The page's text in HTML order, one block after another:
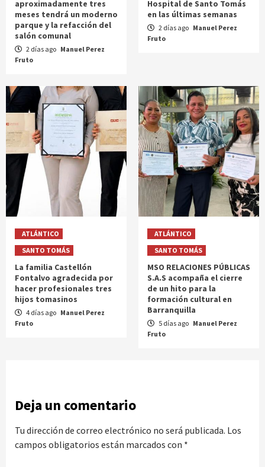
aproximadamente tres
meses tendrá un moderno
parque y la refacción del
salón comunal
2 días ago Manuel Perez
Fruto
Hospital de Santo Tomás
en las últimas semanas
2 días ago Manuel Perez
Fruto
ATLÁNTICO
SANTO TOMÁS
La familia Castellón
Fontalvo agradecida por
hacer profesionales tres
hijos tomasinos
4 días ago Manuel Perez
Fruto
ATLÁNTICO
SANTO TOMÁS
MSO RELACIONES PÚBLICAS
S.A.S acompaña el cierre
de un hito para la
formación cultural en
Barranquilla
5 días ago Manuel Perez
Fruto
Deja un comentario
Tu dirección de correo electrónico no será publicada. Los
campos obligatorios están marcados con *